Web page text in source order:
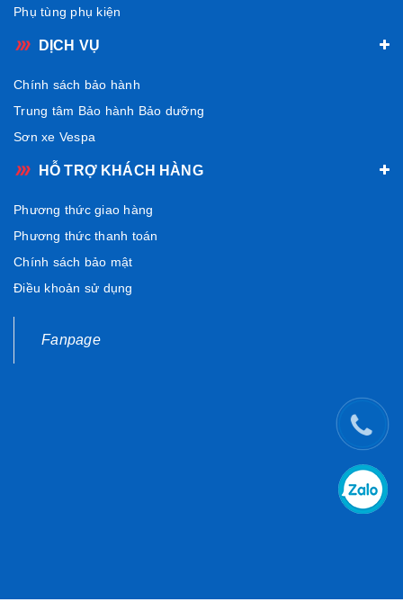
Phụ tùng phụ kiện
DỊCH VỤ
Chính sách bảo hành
Trung tâm Bảo hành Bảo dưỡng
Sơn xe Vespa
HỖ TRỢ KHÁCH HÀNG
Phương thức giao hàng
Phương thức thanh toán
Chính sách bảo mật
Điều khoản sử dụng
Fanpage